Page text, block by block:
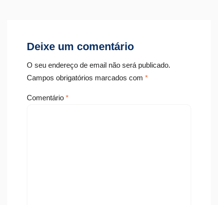
Deixe um comentário
O seu endereço de email não será publicado.
Campos obrigatórios marcados com *
Comentário *